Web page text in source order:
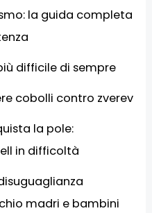
la guida completa
difficile di sempre
cobolli contro zverev
la pole:
in difficoltà
madri e bambini